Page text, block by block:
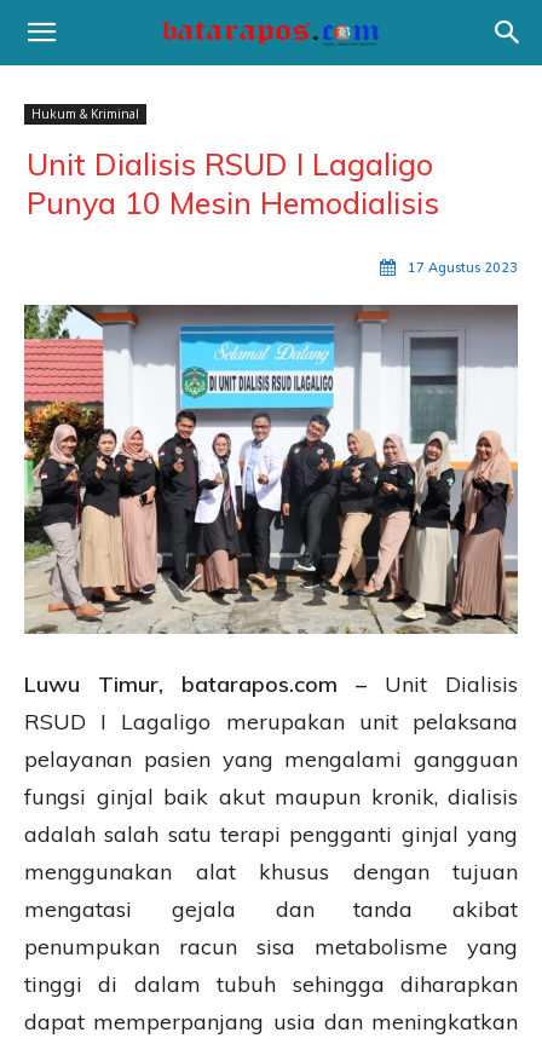
Hukum & Kriminal
Unit Dialisis RSUD I Lagaligo
Punya 10 Mesin Hemodialisis
17 Agustus 2023
Luwu Timur, batarapos.com – Unit Dialisis
RSUD I Lagaligo merupakan unit pelaksana
pelayanan pasien yang mengalami gangguan
fungsi ginjal baik akut maupun kronik, dialisis
adalah salah satu terapi pengganti ginjal yang
menggunakan alat khusus dengan tujuan
mengatasi gejala dan tanda akibat
penumpukan racun sisa metabolisme yang
tinggi di dalam tubuh sehingga diharapkan
dapat memperpanjang usia dan meningkatkan